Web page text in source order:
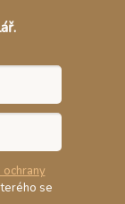
ochrany
se